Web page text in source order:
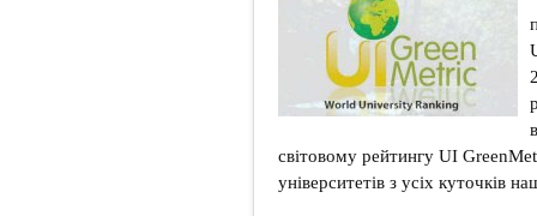
світовому рейтингу UI
університетів з усіх куточків